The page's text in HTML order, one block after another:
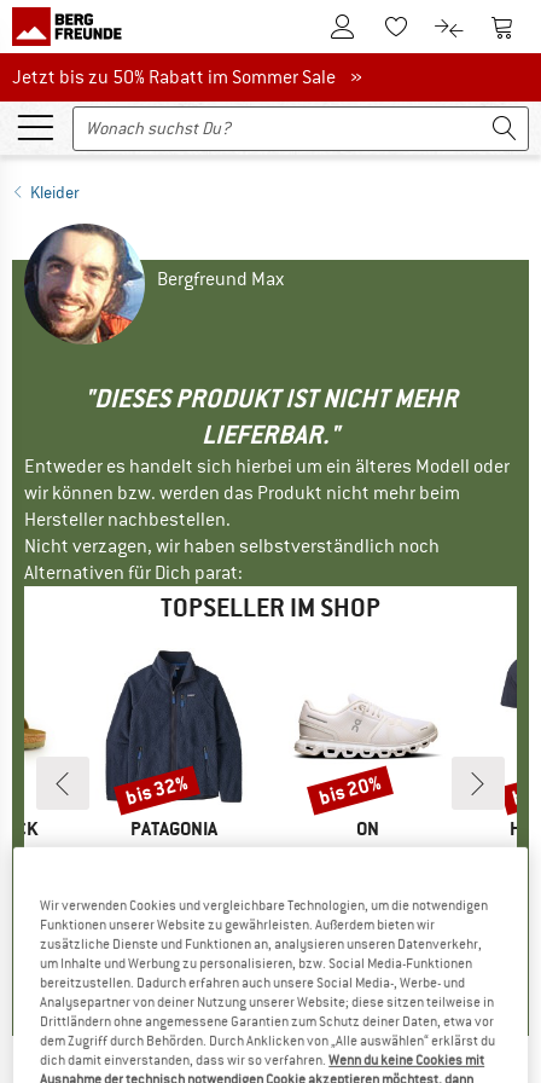
Zum KundenkontoZum Merkzettel.
Zum Zum
Jetzt bis zu 50% Rabatt im Sommer Sale
Jetzt bis zu 50% Rabatt im Sommer Sale »
Kleider
Bergfreund Max
"DIESES PRODUKT IST NICHT MEHR
LIEFERBAR."
Entweder es handelt sich hierbei um ein älteres Modell oder
wir können bzw. werden das Produkt nicht mehr beim
Hersteller nachbestellen.
Nicht verzagen, wir haben selbstverständlich noch
Alternativen für Dich parat:
TOPSELLER IM SHOP
Preis
€
6
)
MARKE
PATAGONIA
Preis
149,95 € reduzierter Preis
101,97 €
+1
4,6(71)
Rabatt
bis 32%
MARKE
ON
Preis
159,95 € reduzierter Preis
127,96 €
+9
4,7( 48)
Rabatt
bis 20%
Wir verwenden Cookies und vergleichbare Technologien, um die notwendigen
Funktionen unserer Website zu gewährleisten. Außerdem bieten wir
zusätzliche Dienste und Funktionen an, analysieren unseren Datenverkehr,
um Inhalte und Werbung zu personalisieren, bzw. Social Media-Funktionen
bereitzustellen. Dadurch erfahren auch unsere Social Media-, Werbe- und
Analysepartner von deiner Nutzung unserer Website; diese sitzen teilweise in
Drittländern ohne angemessene Garantien zum Schutz deiner Daten, etwa vor
dem Zugriff durch Behörden. Durch Anklicken von „Alle auswählen“ erklärst du
dich damit einverstanden, dass wir so verfahren.Wenn du keine Cookies mit
Ausnahme der technisch notwendigen Cookie akzeptieren möchtest, dann